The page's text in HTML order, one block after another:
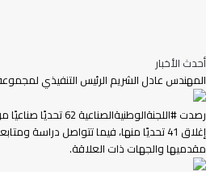
أحدث الأخبار
المهندس عادل الشريم الرئيس التنفيذي
رصدت
إغلاق 41 تحديًا منها، فيما تتواصل دراسة
مقدميها والجهات ذات العلاقة.